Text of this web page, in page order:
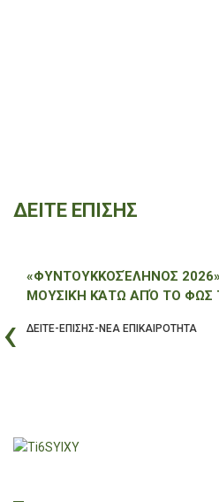
ΔΕΙΤΕ ΕΠΙΣΗΣ
«ΦΥΝΤΟΥΚΚΟΣΈΛΗΝΟΣ
ΜΟΥΣΙΚΉ ΚΆΤΩ ΑΠΌ ΤΟ ΦΩΣ
ΔΕΙΤΕ-ΕΠΙΣΗΣ-ΝΕΑ ΕΠΙΚΑΙΡΟΤΗΤΑ
‹